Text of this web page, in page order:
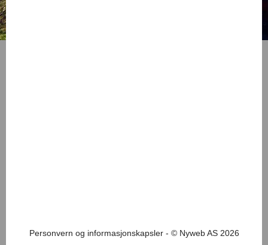
Personvern og informasjonskapsler- © Nyweb AS 2026